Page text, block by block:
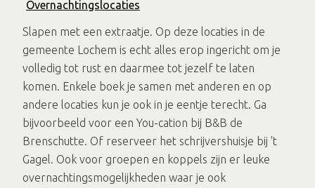
Overnachtingslocaties
Slapen met een extraatje. Op deze locaties in de
gemeente Lochem is echt alles erop ingericht om je
volledig tot rust en daarmee tot jezelf te laten
komen. Enkele boek je samen met anderen en op
andere locaties kun je ook in je eentje terecht. Ga
bijvoorbeeld voor een You-cation bij B&B de
Brenschutte. Of reserveer het schrijvershuisje bij 't
Gagel. Ook voor groepen en koppels zijn er leuke
overnachtingsmogelijkheden waar je ook